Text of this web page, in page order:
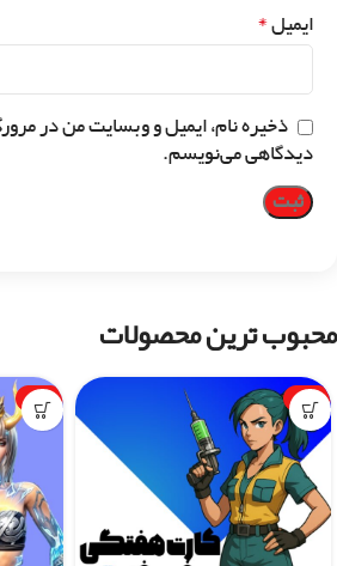
ایمیل*
ذخیره نام، ایمیل و وبسایت من در
دیدگاهی می‌نویسم.
محبوب ترین محصولات
-7%
-1%